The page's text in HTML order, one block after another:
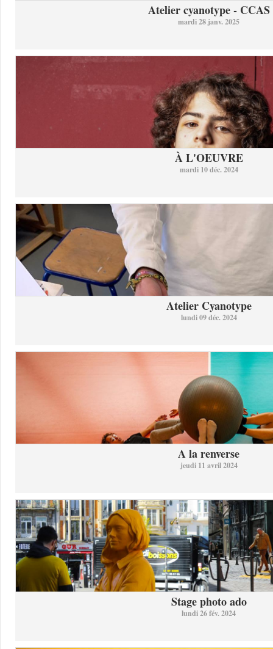
Atelier cyanotype - CCAS
mardi 28 janv. 2025
À L'OEUVRE
mardi 10 déc. 2024
Atelier Cyanotype
lundi 09 déc. 2024
A la renverse
jeudi 11 avril 2024
Stage photo ado
lundi 26 fév. 2024